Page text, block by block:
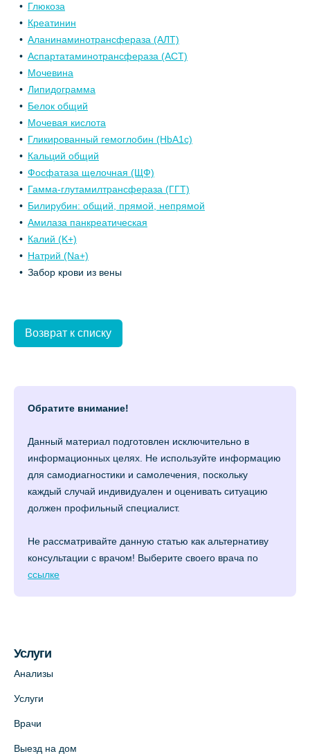
Глюкоза
Креатинин
Аланинаминотрансфераза (АЛТ)
Аспартатаминотрансфераза (АСТ)
Мочевина
Липидограмма
Белок общий
Мочевая кислота
Гликированный гемоглобин (HbA1с)
Кальций общий
Фосфатаза щелочная (ЩФ)
Гамма-глутамилтрансфераза (ГГТ)
Билирубин: общий, прямой, непрямой
Амилаза панкреатическая
Калий (K+)
Натрий (Na+)
Забор крови из вены
Возврат к списку
Обратите внимание!
Данный материал подготовлен исключительно в
информационных целях. Не используйте информацию
для самодиагностики и самолечения, поскольку
каждый случай индивидуален и оценивать ситуацию
должен профильный специалист.
Не рассматривайте данную статью как альтернативу
консультации с врачом! Выберите своего врача по
ссылке
Услуги
Анализы
Услуги
Врачи
Выезд на дом